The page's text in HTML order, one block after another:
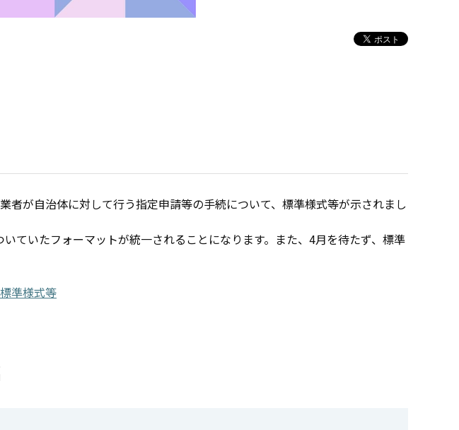
が自治体に対して行う指定申請等の手続について、標準様式等が示されまし
ていたフォーマットが統一されることになります。また、4月を待たず、標準
準様式等